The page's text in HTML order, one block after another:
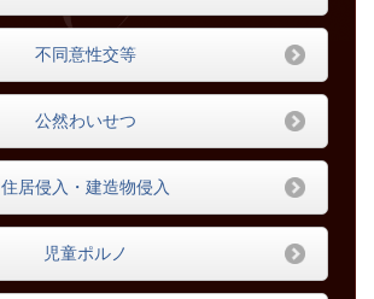
不同意性交等
公然わいせつ
住居侵入・建造物侵入
児童ポルノ